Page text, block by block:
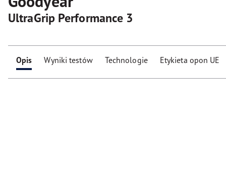
UltraGrip Performance 3
Opis Wyniki testów Technologie Etykieta opon UE